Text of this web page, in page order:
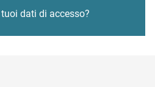
dati di accesso?